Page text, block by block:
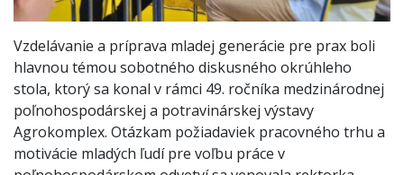
Vzdelávanie a príprava mladej generácie pre prax boli
hlavnou témou sobotného diskusného okrúhleho
stola, ktorý sa konal v rámci 49. ročníka medzinárodnej
poľnohospodárskej a potravinárskej výstavy
Agrokomplex. Otázkam požiadaviek pracovného trhu a
motivácie mladých ľudí pre voľbu práce v